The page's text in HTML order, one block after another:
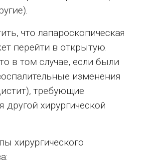
что лапароскопическая
перейти в открытую.
в том случае, если были
изменения
требующие
другой хирургической
хирургического